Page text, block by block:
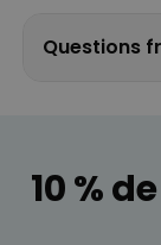
Questions
10 %